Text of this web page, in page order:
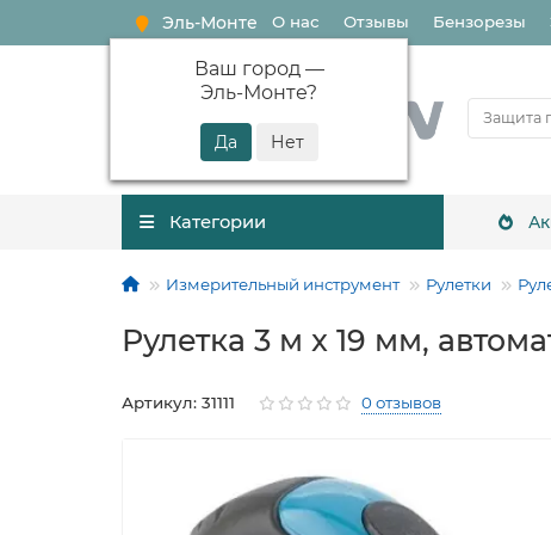
Эль-Монте
Ваш город —
Эль-Монте?
О нас Отзывы Бензорезы
Категории
Измерительный инструмент Рулетки
Рулетка 3 м x 19 мм,
Артикул: 31111 0 отзывов